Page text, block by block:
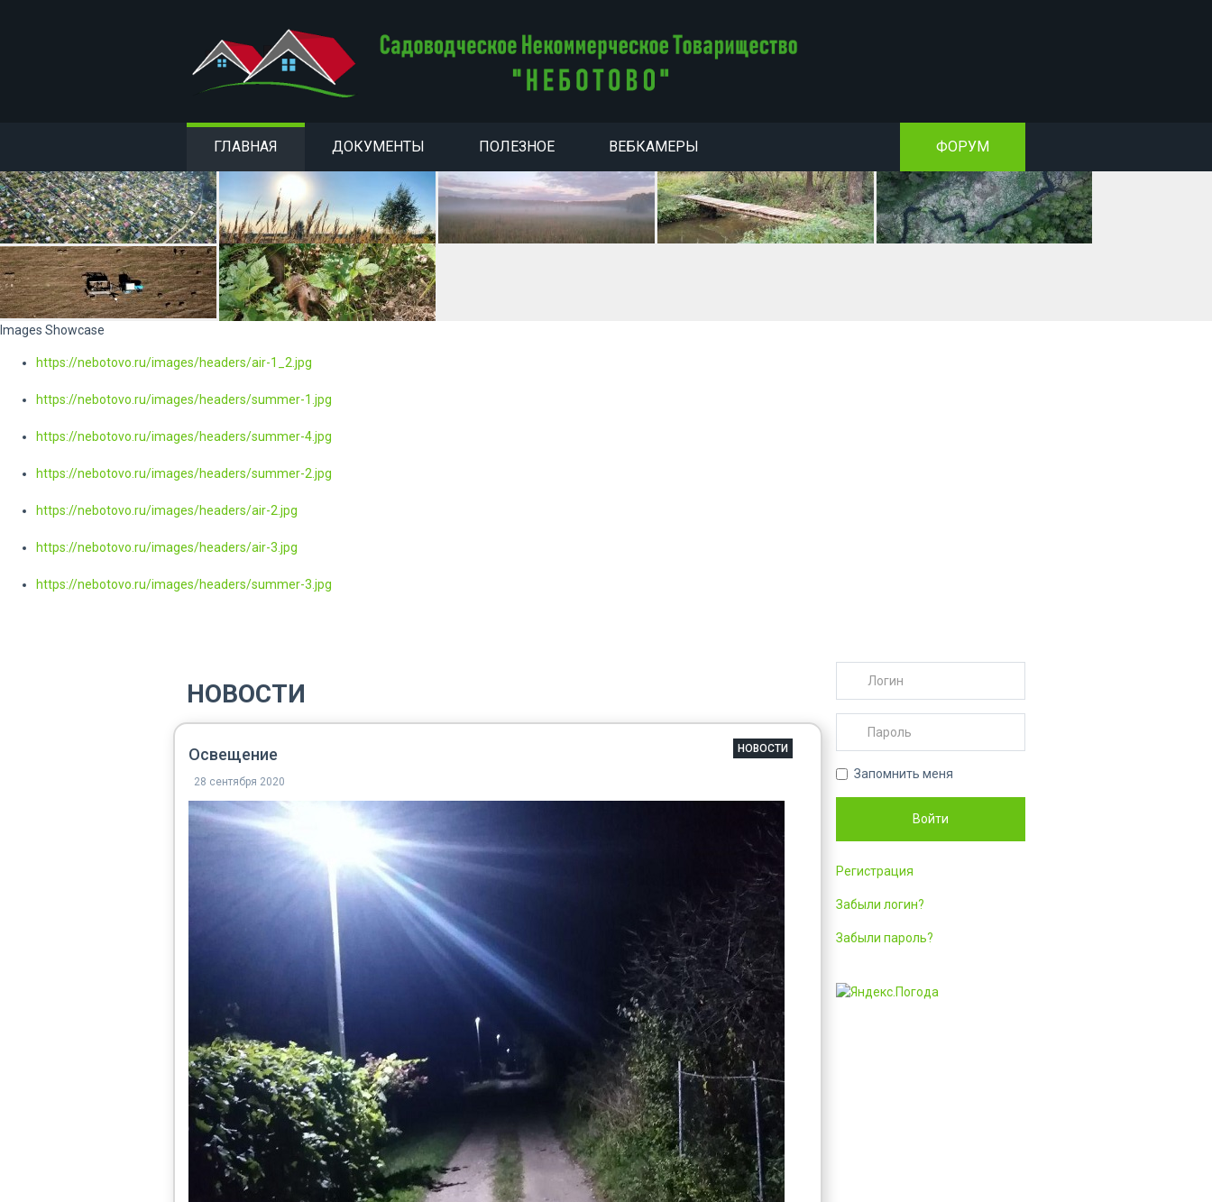
ГЛАВНАЯ ДОКУМЕНТЫ ПОЛЕЗНОЕ ВЕБКАМЕРЫ ФОРУМ
Images Showcase
https://nebotovo.ru/images/headers/air-1_2.jpg
https://nebotovo.ru/images/headers/summer-1.jpg
https://nebotovo.ru/images/headers/summer-4.jpg
https://nebotovo.ru/images/headers/summer-2.jpg
https://nebotovo.ru/images/headers/air-2.jpg
https://nebotovo.ru/images/headers/air-3.jpg
https://nebotovo.ru/images/headers/summer-3.jpg
НОВОСТИ
Освещение НОВОСТИ
28 сентября 2020
Запомнить меня
Войти
Регистрация
Забыли логин?
Забыли пароль?